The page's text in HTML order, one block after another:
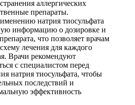
аллергических
препараты.
натрия тиосульфата
информацию о дозировке и
что позволяет врачам
лечения для каждого
Врачи рекомендуют
с специалистом перед
натрия тиосульфата, чтобы
последствий и
эффективность